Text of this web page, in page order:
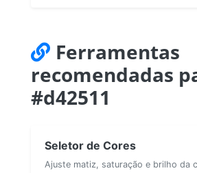
Ferramentas
recomendadas
#d42511
Seletor de Cores
Ajuste matiz, saturação e brilho da